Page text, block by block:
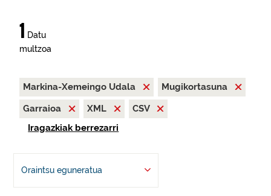
1 Datu
multzoa
Markina-Xemeingo Udala
Mugikortasuna
Garraioa
XML
CSV
Iragazkiak berrezarri
Oraintsu eguneratua